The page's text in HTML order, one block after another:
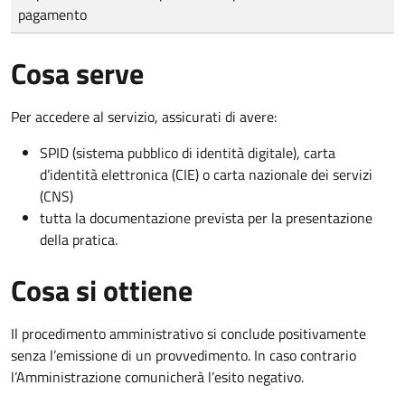
pagamento
Cosa serve
Per accedere al servizio, assicurati di avere:
SPID (sistema pubblico di identità digitale), carta
d’identità elettronica (CIE) o carta nazionale dei servizi
(CNS)
tutta la documentazione prevista per la presentazione
della pratica.
Cosa si ottiene
Il procedimento amministrativo si conclude positivamente
senza l’emissione di un provvedimento. In caso contrario
l’Amministrazione comunicherà l’esito negativo.